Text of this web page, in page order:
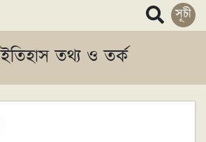
সূচী
ইতিহাস তথ্য ও তর্ক